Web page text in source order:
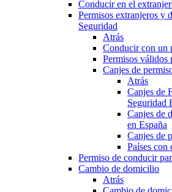
Conducir en el
Permisos extranjeros y
Seguridad
Atrás
Conducir con un
Permisos válidos
Canjes de
Atrás
Canjes de
Seguridad
Canjes de
en España
Canjes de
Países con
Permiso de conducir
Cambio de domicilio
Atrás